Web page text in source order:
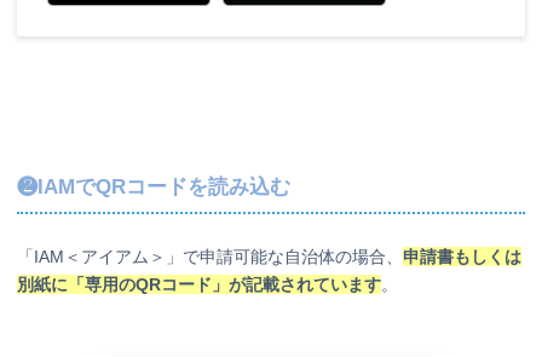
❷IAMでQRコードを読み込む
「IAM＜アイアム＞」で申請可能な自治体の場合、 申請書もしくは
別紙に「専用のQRコード」が記載されています。